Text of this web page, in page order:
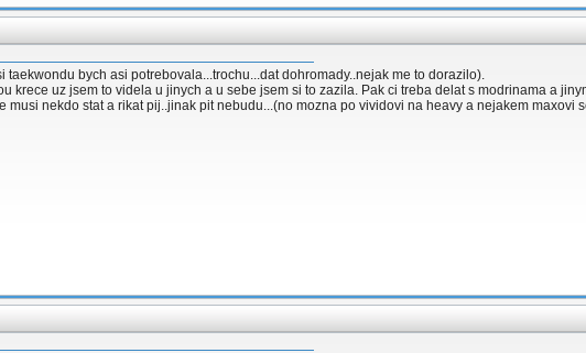
bych asi potrebovala...trochu...dat dohromady..nejak me to dorazilo).
krece uz jsem to videla u jinych a u sebe jsem si to zazila. Pak ci treba delat s modrinama a
musi nekdo stat a rikat pij..jinak pit nebudu...(no mozna po vividovi na heavy a nejakem maxovi